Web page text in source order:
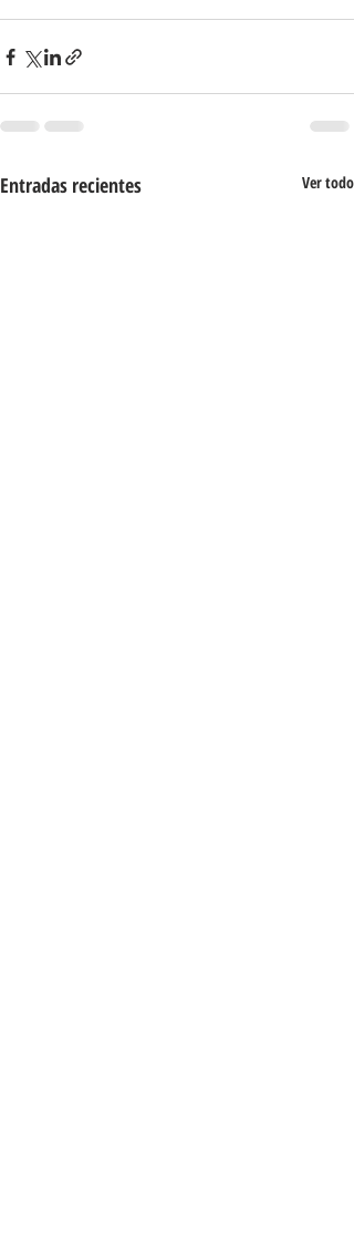
Entradas recientes Ver todo